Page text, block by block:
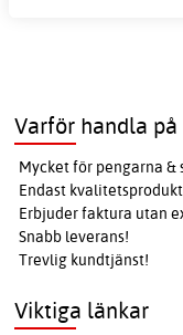
Varför handla
Mycket för pengarna
Endast
Erbjuder faktura utan
Snabb leverans!
Trevlig kundtjänst!
Viktiga länkar